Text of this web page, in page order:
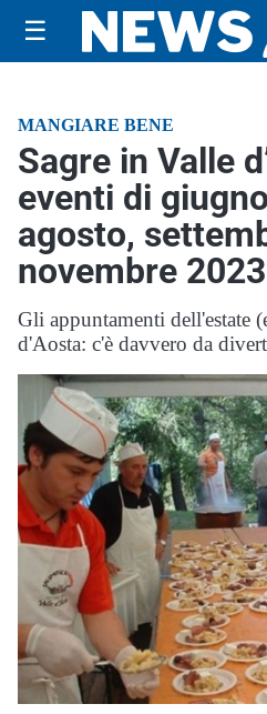
☰
MANGIARE BENE
Sagre in Valle
eventi di
agosto,
novembre 2023
Gli appuntamenti dell'estate
d'Aosta: c'è davvero da